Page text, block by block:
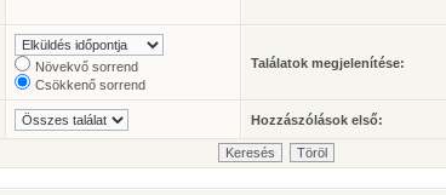
Növekvő sorrend
Csökkenő sorrend
Találatok megjelenítése:
Hozzászólások első: